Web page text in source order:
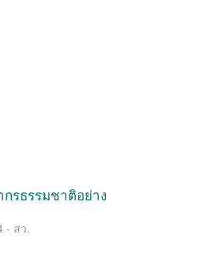
รธรรมชาติอย่าง
- สว.